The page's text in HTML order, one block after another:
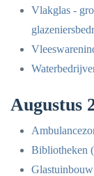
Vlakglas -
Augustus
Bibliotheken